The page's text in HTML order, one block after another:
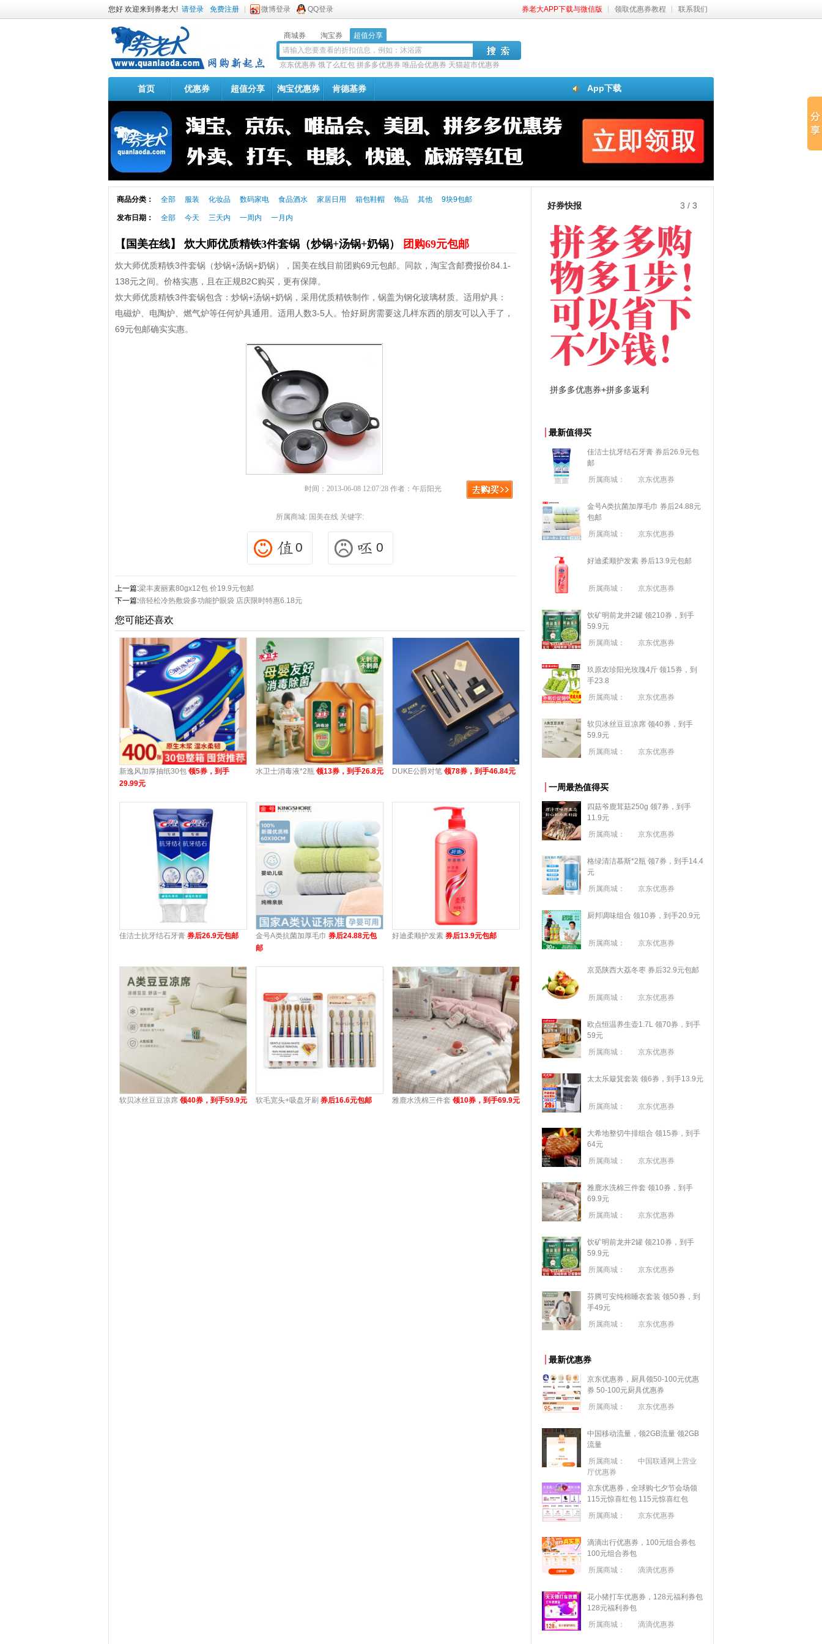
您好 欢迎来到券老大! 请登录 免费注册 微博登录 QQ登录 券老大APP下载与微信版 领取优惠券教程 联系我们
商城券 淘宝券 超值分享
京东优惠券 饿了么红包 拼多多优惠券 唯品会优惠券 天猫超市优惠券
App下载
首页 优惠券 超值分享 淘宝优惠券 肯德基券
商品分类： 全部 服装 化妆品 数码家电 食品酒水 家居日用 箱包鞋帽 饰品 其他 9块9包邮
发布日期： 全部 今天 三天内 一周内 一月内
【国美在线】 炊大师优质精铁3件套锅（炒锅+汤锅+奶锅） 团购69元包邮
炊大师优质精铁3件套锅（炒锅+汤锅+奶锅），国美在线目前团购69元包邮。同款，淘宝含邮费报价84.1-
138元之间。价格实惠，且在正规B2C购买，更有保障。
炊大师优质精铁3件套锅包含：炒锅+汤锅+奶锅，采用优质精铁制作，锅盖为钢化玻璃材质。适用炉具：
电磁炉、电陶炉、燃气炉等任何炉具通用。适用人数3-5人。恰好厨房需要这几样东西的朋友可以入手了，
69元包邮确实实惠。
时间：2013-06-08 12:07:28 作者：午后阳光
所属商城: 国美在线 关键字:
0 0
上一篇:梁丰麦丽素80gx12包 价19.9元包邮
下一篇:倍轻松冷热敷袋多功能护眼袋 店庆限时特惠6.18元
您可能还喜欢
新逸风加厚抽纸30包 领5券，到手
29.99元
水卫士消毒液*2瓶 领13券，到手26.8元 DUKE公爵对笔 领78券，到手46.84元
佳洁士抗牙结石牙膏 券后26.9元包邮 金号A类抗菌加厚毛巾 券后24.88元包
邮
好迪柔顺护发素 券后13.9元包邮
软贝冰丝豆豆凉席 领40券，到手59.9元 软毛宽头+吸盘牙刷 券后16.6元包邮 雅鹿水洗棉三件套 领10券，到手69.9元
好券快报 3 / 3
淘宝优惠券+淘宝返利 拼多多优惠券+拼多多返利
最新值得买
佳洁士抗牙结石牙膏 券后26.9元包
邮
所属商城：
京东优惠券
金号A类抗菌加厚毛巾 券后24.88元
包邮
所属商城：
京东优惠券
好迪柔顺护发素 券后13.9元包邮
所属商城： 京东优惠券
饮矿明前龙井2罐 领210券，到手
59.9元
所属商城：
京东优惠券
玖原农珍阳光玫瑰4斤 领15券，到
手23.8
所属商城：
京东优惠券
软贝冰丝豆豆凉席 领40券，到手
59.9元
所属商城：
京东优惠券
一周最热值得买
四菇爷鹿茸菇250g 领7券，到手
11.9元
所属商城：
京东优惠券
格绿清洁慕斯*2瓶 领7券，到手14.4
元
所属商城：
京东优惠券
厨邦调味组合 领10券，到手20.9元
所属商城： 京东优惠券
京觅陕西大荔冬枣 券后32.9元包邮
所属商城： 京东优惠券
欧点恒温养生壶1.7L 领70券，到手
59元
所属商城：
京东优惠券
太太乐簸箕套装 领6券，到手13.9元
所属商城： 京东优惠券
大希地整切牛排组合 领15券，到手
64元
所属商城：
京东优惠券
雅鹿水洗棉三件套 领10券，到手
69.9元
所属商城：
京东优惠券
饮矿明前龙井2罐 领210券，到手
59.9元
所属商城：
京东优惠券
芬腾可安纯棉睡衣套装 领50券，到
手49元
所属商城：
京东优惠券
最新优惠券
京东优惠券，厨具领50-100元优惠
券 50-100元厨具优惠券
所属商城：
京东优惠券
中国移动流量，领2GB流量 领2GB
流量
所属商城：
中国联通网上营业
厅优惠券
京东优惠券，全球购七夕节会场领
115元惊喜红包 115元惊喜红包
所属商城：
京东优惠券
滴滴出行优惠券，100元组合券包
100元组合券包
所属商城：
滴滴优惠券
花小猪打车优惠券，128元福利券包
128元福利券包
所属商城：
滴滴优惠券